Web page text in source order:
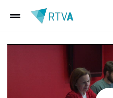
drag_handle